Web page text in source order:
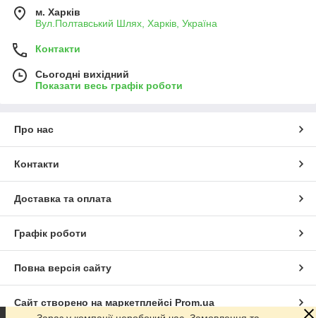
м. Харків
Вул.Полтавський Шлях, Харків, Україна
Контакти
Сьогодні вихідний
Показати весь графік роботи
Про нас
Контакти
Доставка та оплата
Графік роботи
Повна версія сайту
Сайт створено на маркетплейсі Prom.ua